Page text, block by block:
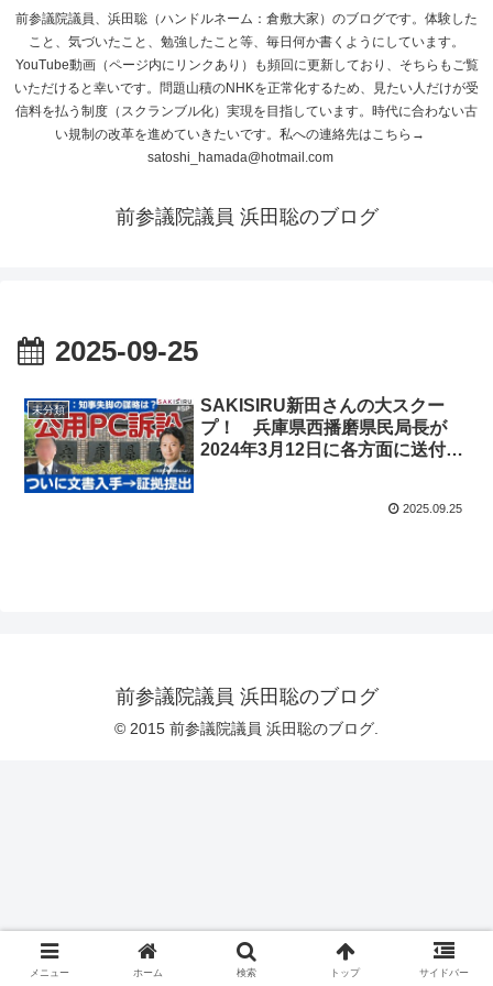
前参議院議員、浜田聡（ハンドルネーム：倉敷大家）のブログです。体験した
こと、気づいたこと、勉強したこと等、毎日何か書くようにしています。
YouTube動画（ページ内にリンクあり）も頻回に更新しており、そちらもご覧
いただけると幸いです。問題山積のNHKを正常化するため、見たい人だけが受
信料を払う制度（スクランブル化）実現を目指しています。時代に合わない古
い規制の改革を進めていきたいです。私への連絡先はこちら→
satoshi_hamada@hotmail.com
前参議院議員 浜田聡のブログ
2025-09-25
未分類
SAKISIRU新田さんの大スクー
プ！ 兵庫県西播磨県民局長が
2024年3月12日に各方面に送付し
2025.09.25
前参議院議員 浜田聡のブログ
© 2015 前参議院議員 浜田聡のブログ.
メニュー ホーム 検索 トップ サイドバー